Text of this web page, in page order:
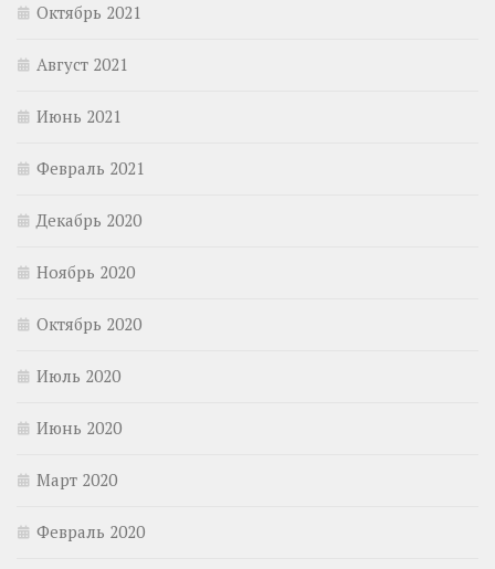
Октябрь 2021
Август 2021
Июнь 2021
Февраль 2021
Декабрь 2020
Ноябрь 2020
Октябрь 2020
Июль 2020
Июнь 2020
Март 2020
Февраль 2020